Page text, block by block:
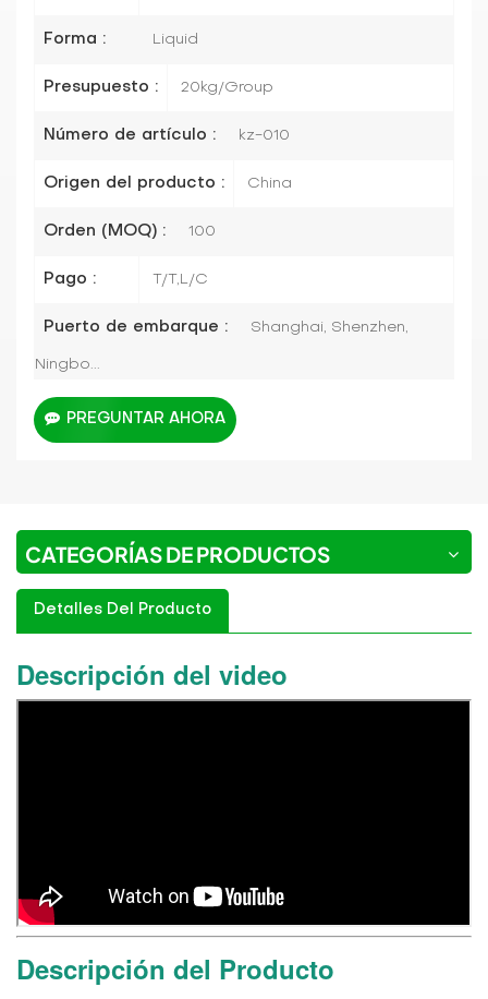
Forma : Liquid
Presupuesto : 20kg/Group
Número de artículo : kz-010
Origen del producto : China
Orden (MOQ) : 100
Pago : T/T,L/C
Puerto de embarque : Shanghai, Shenzhen,
Ningbo...
PREGUNTAR AHORA
CATEGORÍAS DE PRODUCTOS
Detalles Del Producto
Descripción del video
Descripción del Producto